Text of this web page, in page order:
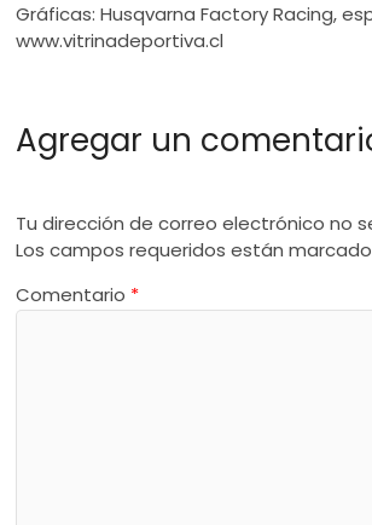
Gráficas: Husqvarna Factory Racing,
www.vitrinadeportiva.cl
Agregar un
Tu dirección de correo electrónico no
Los campos requeridos están
Comentario *